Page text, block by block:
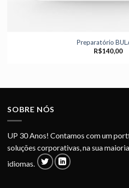
Preparatório
R$140,00
SOBRE NÓS
UP 30 Anos! Contamos com um
soluções corporativas, na sua
idiomas.